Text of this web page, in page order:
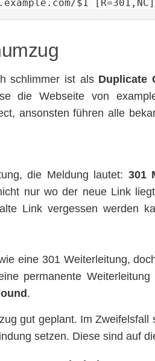
$1 [R=301,NC]
schlimmer ist als Duplicate
die Webseite von
ansonsten führen alle
die Meldung lautet: 301
nur wo der neue Link
Link vergessen werden
eine 301 Weiterleitung,
permanente
.
gut geplant. Im Zweifelsfall
setzen. Diese sind auf